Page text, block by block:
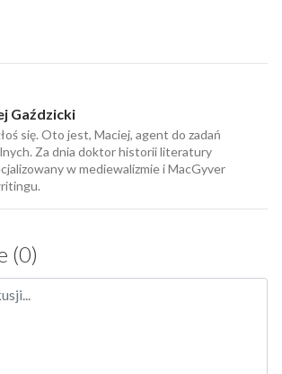
Gaździcki
się. Oto jest, Maciej, agent do zadań
Za dnia doktor historii literatury
w mediewalizmie i MacGyver
(0)